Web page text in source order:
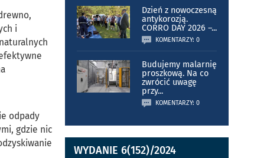
i
odpady
gdzie nic
Dzień z nowoczesną
antykorozją.
CORRO DAY 2026 –...
KOMENTARZY: 0
Budujemy malarnię
proszkową. Na co
zwrócić uwagę
przy...
KOMENTARZY: 0
WYDANIE 6(152)/2024